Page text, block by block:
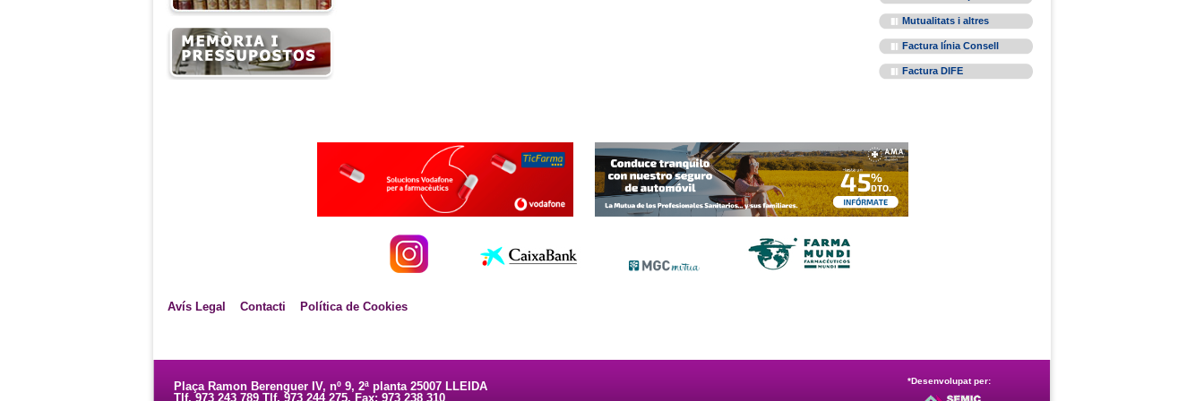
Mutualitats i altres
Factura línia Consell
Factura DIFE
Avís Legal Contacti Política de Cookies
Plaça Ramon Berenguer IV, nº 9, 2ª planta 25007 LLEIDA
Tlf. 973 243 789 Tlf. 973 244 275. Fax: 973 238 310
*Desenvolupat per: